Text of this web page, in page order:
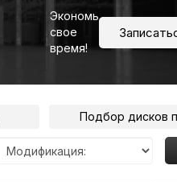
Экономь
свое
время!
Подбор дисков